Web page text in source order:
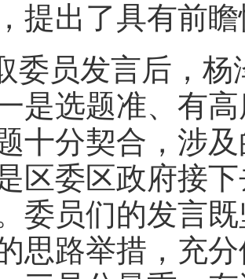
提出了具有前
委员发言后，
是选题准、有
十分契合，涉
区委区政府接
委员们的发言
思路举措，充